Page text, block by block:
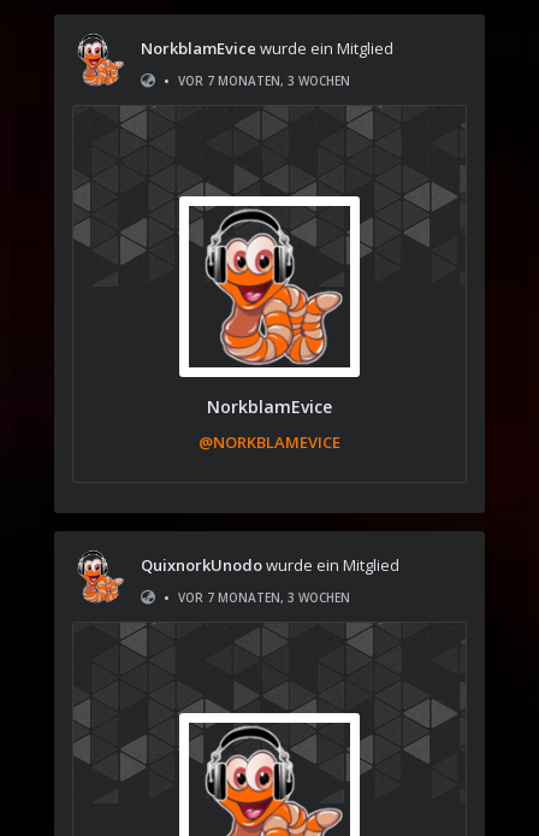
NorkblamEvice wurde ein Mitglied
• VOR 7 MONATEN, 3 WOCHEN
NorkblamEvice
@NORKBLAMEVICE
QuixnorkUnodowurde ein Mitglied
• VOR 7 MONATEN, 3 WOCHEN